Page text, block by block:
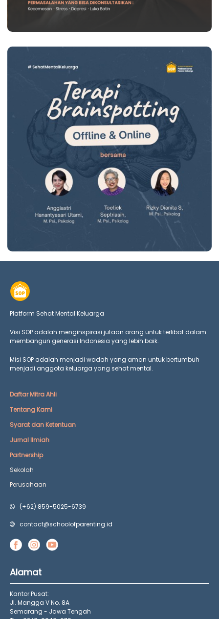
Platform Sehat Mental Keluarga
Visi SOP adalah menginspirasi jutaan orang untuk terlibat dalam
membangun generasi Indonesia yang lebih baik.
Misi SOP adalah menjadi wadah yang aman untuk bertumbuh
menjadi anggota keluarga yang sehat mental.
Daftar Mitra Ahli
Tentang Kami
Syarat dan Ketentuan
Jurnal Ilmiah
Partnership
Sekolah
Perusahaan
(+62) 859-5025-6739
contact@schoolofparenting.id
Alamat
Kantor Pusat:
Jl. Mangga V No. 8A
Semarang - Jawa Tengah